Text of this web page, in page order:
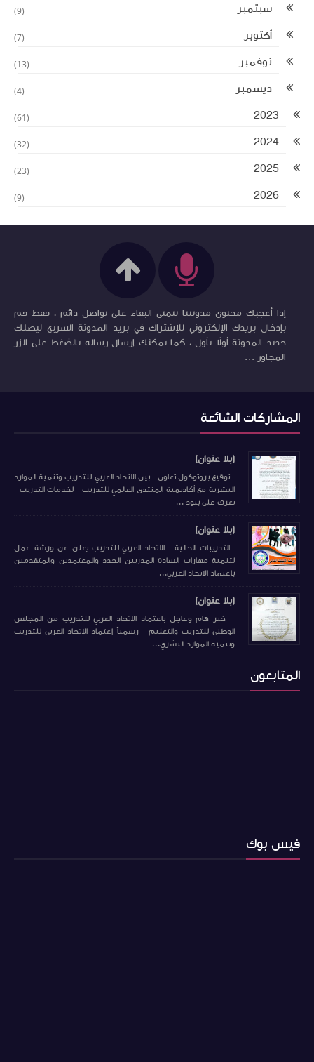
سبتمبر (9)
أكتوبر (7)
نوفمبر (13)
ديسمبر (4)
2023
(61)
2024
(32)
2025
(23)
2026
(9)
إذا أعجبك محتوى مدونتنا نتمنى البقاء على تواصل دائم ، فقط قم
بإدخال بريدك الإلكتروني للإشتراك في بريد المدونة السريع ليصلك
جديد المدونة أولاً بأول ، كما يمكنك إرسال رساله بالضغط على الزر
المجاور ...
المشاركات الشائعة
(بلا عنوان)
توقيع بروتوكول تعاون بين الاتحاد العربي للتدريب وتنمية الموارد
البشرية مع أكاديمية المنتدى العالمي للتدريب لخدمات التدريب
تعرف على بنود ...
(بلا عنوان)
التدريبات الحالية الاتحاد العربي للتدريب يعلن عن ورشة عمل
لتنمية مهارات السادة المدربين الجدد والمعتمدين والمتقدمين
باعتماد الاتحاد العربي...
(بلا عنوان)
خبر هام وعاجل باعتماد الاتحاد العربي للتدريب من المجلس
الوطنى للتدريب والتعليم رسمياً إعتماد الاتحاد العربي للتدريب
وتنمية الموارد البشري...
المتابعون
فيس بوك